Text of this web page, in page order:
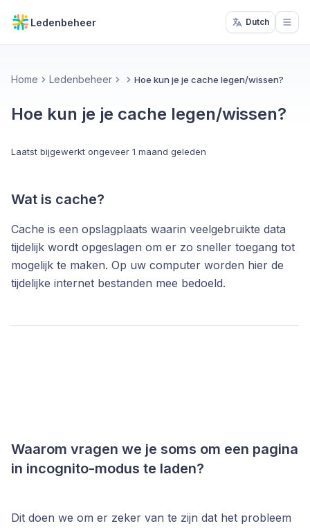
Ledenbeheer Dutch
Home Ledenbeheer Hoe kun je je cache legen/wissen?
Hoe kun je je cache legen/wissen?
Laatst bijgewerkt ongeveer 1 maand geleden
Wat is cache?
Cache is een opslagplaats waarin veelgebruikte data
tijdelijk wordt opgeslagen om er zo sneller toegang tot
mogelijk te maken. Op uw computer worden hier de
tijdelijke internet bestanden mee bedoeld.
Waarom vragen we je soms om een pagina
in incognito-modus te laden?
Dit doen we om er zeker van te zijn dat het probleem